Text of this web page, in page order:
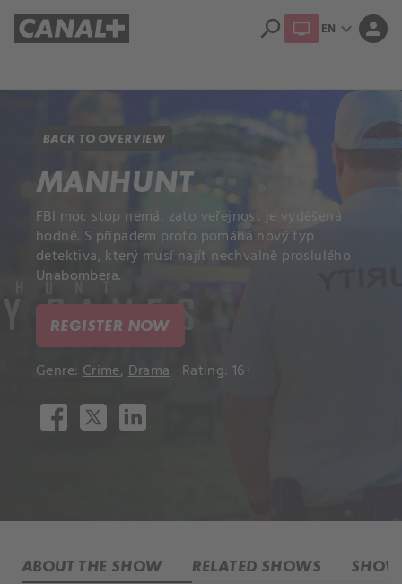
search EN expand_more person
BACK TO OVERVIEW
MANHUNT
FBI moc stop nemá, zato veřejnost je vyděšená
hodně. S případem proto pomáhá nový typ
detektiva, který musí najít nechvalně proslulého
Unabombera.
REGISTER NOW
Genre: Crime, Drama Rating: 16+
ABOUT THE SHOW RELATED SHOWS